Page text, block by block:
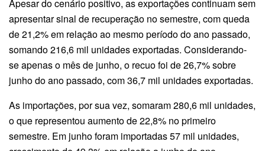
Apesar do cenário positivo, as exportações continuam sem
apresentar sinal de recuperação no semestre, com queda
de 21,2% em relação ao mesmo período do ano passado,
somando 216,6 mil unidades exportadas. Considerando-
se apenas o mês de junho, o recuo foi de 26,7% sobre
junho do ano passado, com 36,7 mil unidades exportadas.
As importações, por sua vez, somaram 280,6 mil unidades,
o que representou aumento de 22,8% no primeiro
semestre. Em junho foram importadas 57 mil unidades,